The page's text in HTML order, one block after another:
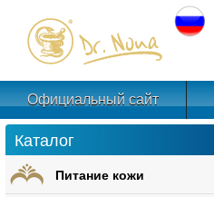
Официальный сайт
Каталог
Питание кожи